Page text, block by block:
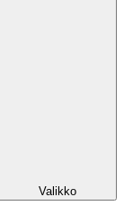
Valikko